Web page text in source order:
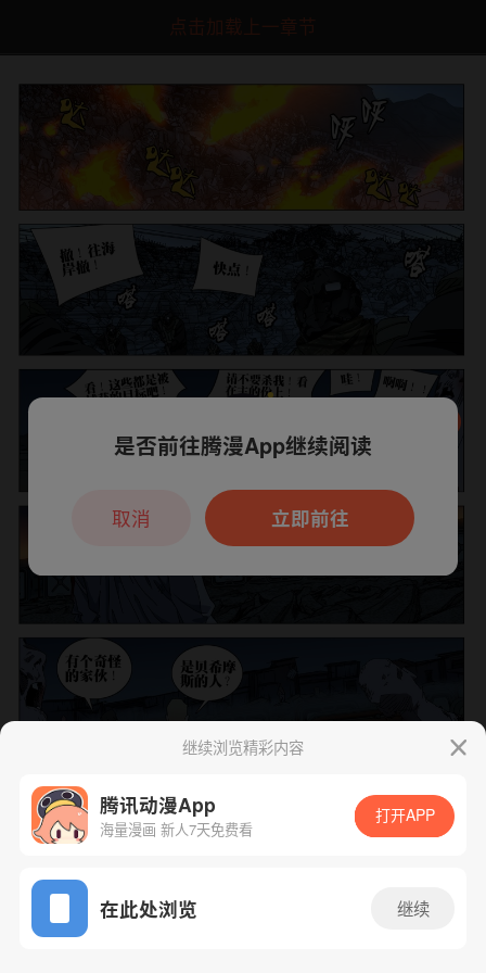
点击加载上一章节
App免费看
下一话
继续浏览精彩内容
腾讯动漫App
海量漫画 新人7天免费看
打开APP
在此处浏览 继续
本章节仅支持App阅读，可打开App新用
户7天免费看
是否前往腾漫App继续阅读
立即前往
取消